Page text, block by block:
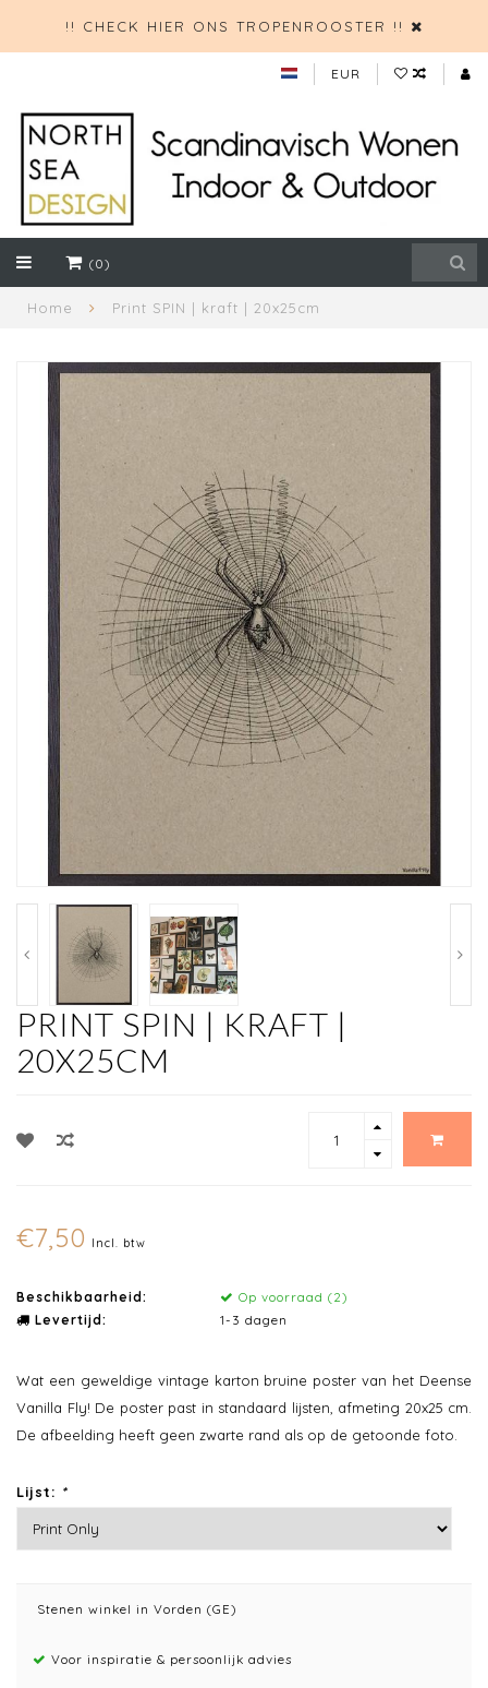
!! CHECK HIER ONS TROPENROOSTER !!
EUR
(0)
Home Print SPIN | kraft | 20x25cm
PRINT SPIN | KRAFT |
20X25CM
€7,50 Incl. btw
Beschikbaarheid:
Op voorraad (2)
Levertijd:
1-3 dagen
Wat een geweldige vintage karton bruine poster van het Deense
Vanilla Fly! De poster past in standaard lijsten, afmeting 20x25 cm.
De afbeelding heeft geen zwarte rand als op de getoonde foto.
Lijst: *
Stenen winkel in Vorden (GE)
Voor inspiratie & persoonlijk advies